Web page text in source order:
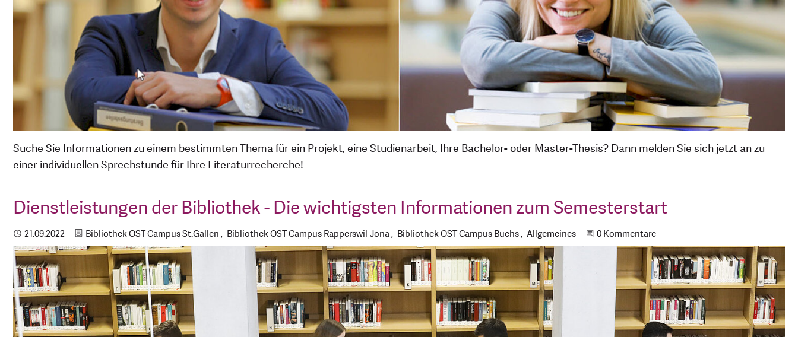
Suche Sie Informationen zu einem bestimmten Thema für ein Projekt, eine Studienarbeit, Ihre Bachelor- oder Master-Thesis? Dann melden Sie sich jetzt an zu
einer individuellen Sprechstunde für Ihre Literaturrecherche!
Dienstleistungen der Bibliothek - Die wichtigsten Informationen zum Semesterstart
Publiziert
21.09.2022 Kategorien
Bibliothek OST Campus St.Gallen Bibliothek OST Campus Rapperswil-Jona Bibliothek OST Campus Buchs Allgemeines Beginne eine Unterhaltung
0 Kommentare